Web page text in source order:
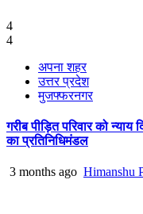
4
4
अपना शहर
उत्तर प्रदेश
मुजफ्फरनगर
गरीब पीड़ित परिवार को
का प्रतिनिधिमंडल
3 months ago Himanshu